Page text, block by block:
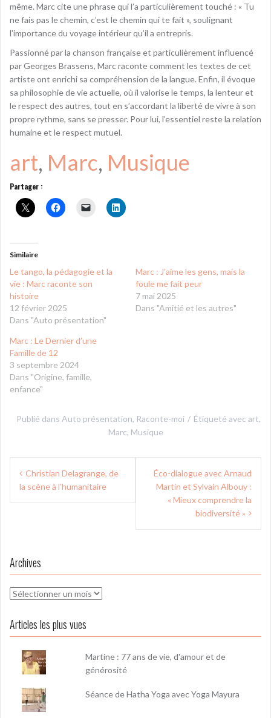
même. Marc cite une phrase qui l’a particulièrement touché : « Tu
ne fais pas le chemin, c’est le chemin qui te fait », soulignant
l’importance du voyage intérieur qu’il a entrepris.
Passionné par la chanson française et particulièrement influencé
par Georges Brassens, Marc raconte comment les textes de cet
artiste ont enrichi sa compréhension de la langue. Enfin, il évoque
sa philosophie de vie actuelle, où il valorise le temps, la lenteur et
le respect des autres, tout en s’accordant la liberté de vivre à son
propre rythme, sans se presser. Pour lui, l’essentiel reste la relation
humaine et le respect mutuel.
art, Marc, Musique
Partager :
Similaire
Le tango, la pédagogie et la
vie : Marc raconte son
histoire
12 février 2025
Dans "Auto présentation"
Marc : J’aime les gens, mais la
foule me fait peur
7 mai 2025
Dans "Amitié et les autres"
Marc : Le Dernier d’une
Famille de 12
3 septembre 2024
Dans "Origine, famille,
enfance"
Publié dans Auto présentation, Raconte-moi Étiqueté avec art,
Marc, Musique
Navigation
deChristian Delagrange, de
la scène à l’humanitaire
Éco-dialogue avec Arnaud
Martin et Sylvain Albouy :
« Mieux comprendre la
biodiversité »
Archives
Archives
Articles les plus vues
Martine : 77 ans de vie, d'amour et de
générosité
Séance de Hatha Yoga avec Yoga Mayura